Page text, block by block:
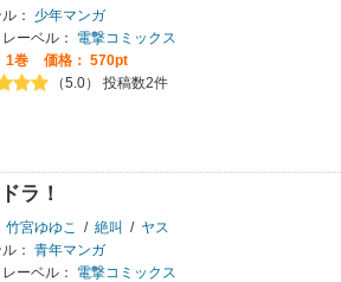
：
少年マンガ
ーベル：
電撃コミックス
1巻
価格： 570pt
（5.0） 投稿数2件
ラ！
竹宮ゆゆこ / 絶叫 / ヤス
： 青年マンガ
ーベル：
電撃コミックス